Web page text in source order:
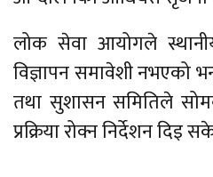
लोक सेवा आयोगले
विज्ञापन समावेशी नभएको
तथा सुशासन समितिले
प्रक्रिया रोक्न निर्देशन दिइ